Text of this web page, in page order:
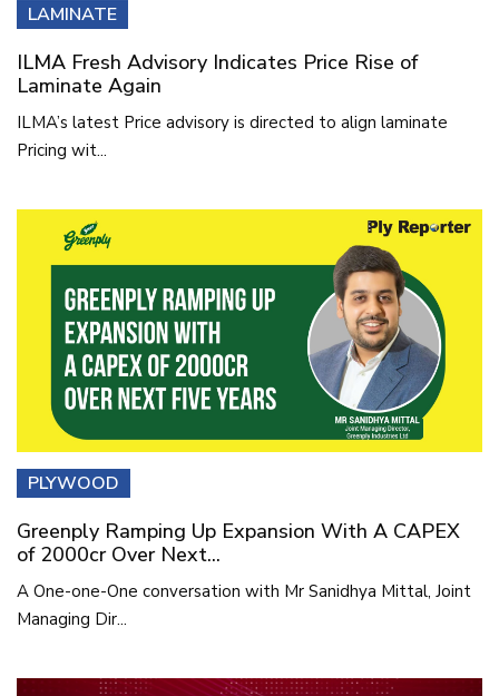
LAMINATE
ILMA Fresh Advisory Indicates Price Rise of
Laminate Again
ILMA’s latest Price advisory is directed to align laminate
Pricing wit...
PLYWOOD
Greenply Ramping Up Expansion With A CAPEX
of 2000cr Over Next...
A One-one-One conversation with Mr Sanidhya Mittal, Joint
Managing Dir...